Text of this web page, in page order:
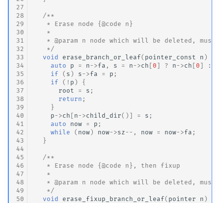
27
28
29
30
31
32
33
34
35
36
37
38
39
40
41
42
43
44
45
46
47
48
49
50
/**
   * Erase node {@code n}
   *
* @param n node which will be deleted, must
   */
void
erase_branch_or_leaf( pointer_const n )
auto
p = n->fa , s = n->ch [ 0 ] ? n->ch [ 0 ] :
if
( s ) s->fa = p ;
if
( ! p )
{
root
= s ;
return ;
}
p->ch [ n->child_dir()] = s ;
auto
now = p ;
while
( now) now->sz-- , now = now->fa ;
}
/**
   * Erase node {@code n}, then fixup
   *
* @param n node which will be deleted, must
   */
void
erase_fixup_branch_or_leaf( pointer n )